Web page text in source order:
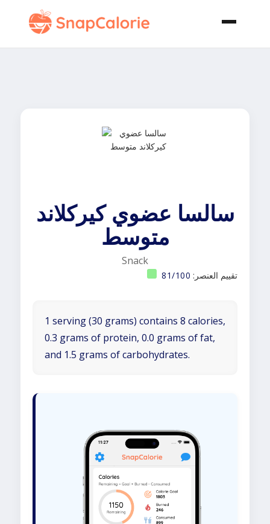
سالسا عضوي كيركلاند
متوسط
Snack
تقييم العنصر: 81/100
1 serving (30 grams) contains 8 calories,
0.3 grams of protein, 0.0 grams of fat,
and 1.5 grams of carbohydrates.